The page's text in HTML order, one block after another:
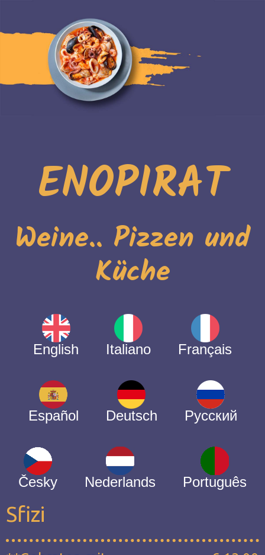
ENOPIRAT
Weine.. Pizzen und
Küche
English Italiano Français
Español Deutsch Русский
Česky Nederlands Português
Sfizi